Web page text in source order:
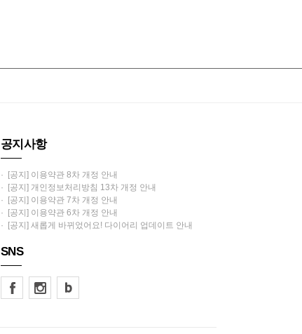
공지사항
· [공지] 이용약관 8차 개정 안내
· [공지] 개인정보처리방침 13차 개정 안내
· [공지] 이용약관 7차 개정 안내
· [공지] 이용약관 6차 개정 안내
· [공지] 새롭게 바뀌었어요! 다이어리 업데이트 안내
SNS